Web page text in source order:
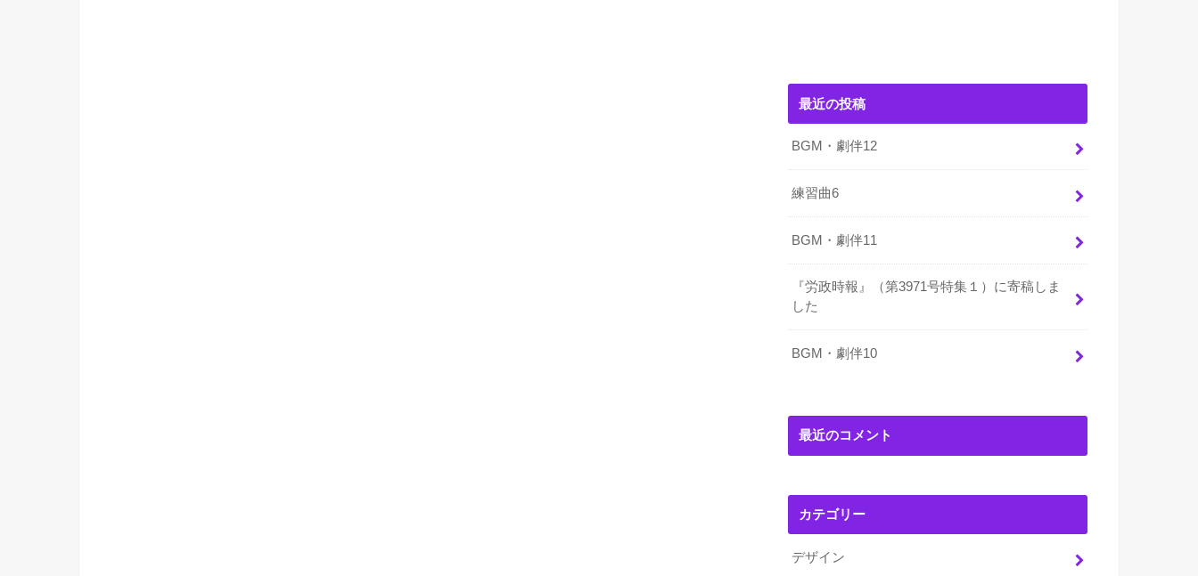
最近の投稿
BGM・劇伴12
練習曲6
BGM・劇伴11
『労政時報』（第3971号特集１）に寄稿しま
した
BGM・劇伴10
最近のコメント
カテゴリー
デザイン